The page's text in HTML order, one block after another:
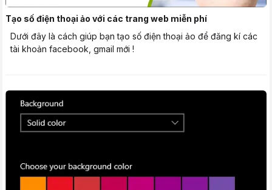
Tạo số điện thoại ảo với các trang web miễn phí
Dưới đây là cách giúp bạn tạo số điện thoại ảo để đăng kí các
tài khoản facebook, gmail mới !